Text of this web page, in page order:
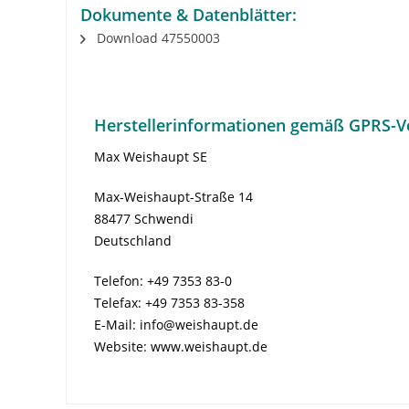
Dokumente & Datenblätter:
Download 47550003
Herstellerinformationen gemäß GPRS-
Max Weishaupt SE
Max-Weishaupt-Straße 14
88477 Schwendi
Deutschland
Telefon: +49 7353 83-0
Telefax: +49 7353 83-358
E-Mail: info@weishaupt.de
Website: www.weishaupt.de